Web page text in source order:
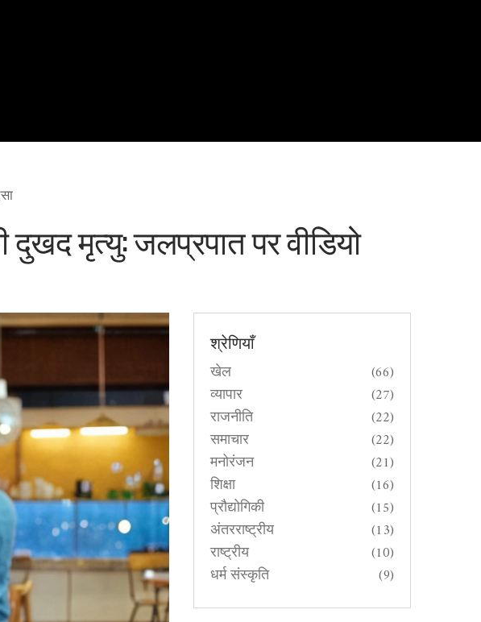
दुखद मृत्यु: जलप्रपात पर वीडियो
श्रेणियाँ
खेल (66)
व्यापार (27)
राजनीति (22)
समाचार (22)
मनोरंजन (21)
शिक्षा (16)
प्रौद्योगिकी (15)
अंतरराष्ट्रीय (13)
राष्ट्रीय (10)
धर्म संस्कृति (9)